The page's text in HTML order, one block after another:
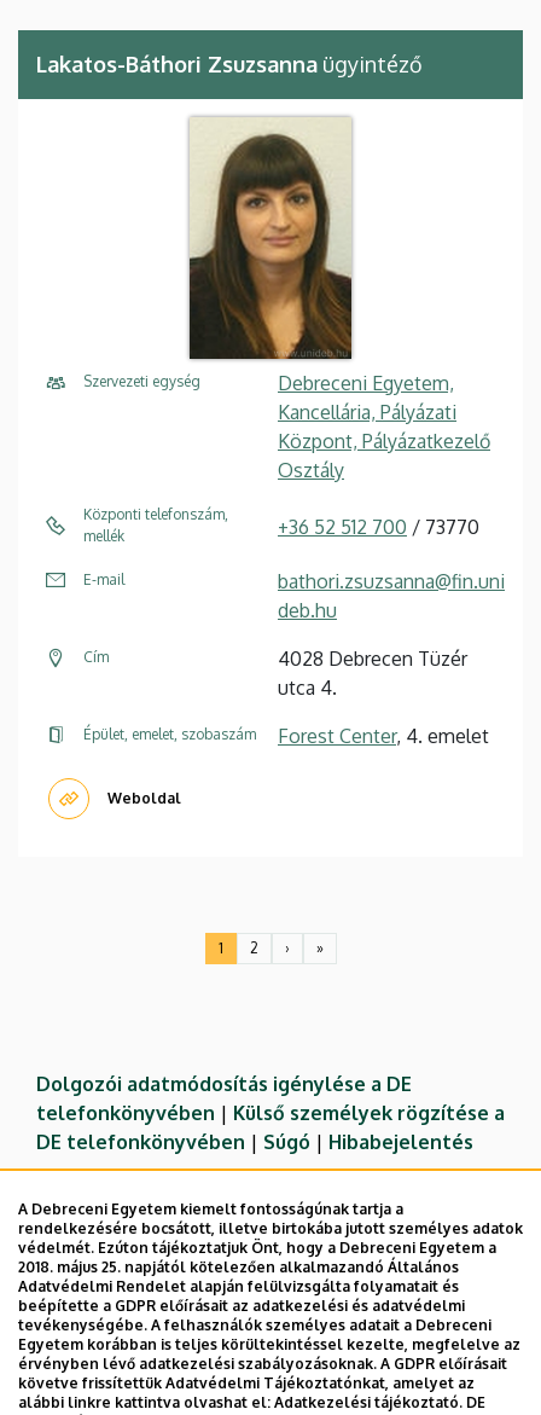
Lakatos-Báthori Zsuzsanna ügyintéző
Szervezeti egység
Debreceni Egyetem,
Kancellária, Pályázati
Központ, Pályázatkezelő
Osztály
Központi telefonszám,
mellék
+36 52 512 700 / 73770
E-mail
bathori.zsuzsanna@fin.uni
deb.hu
Cím
4028 Debrecen Tüzér
utca 4.
Épület, emelet, szobaszám Forest Center, 4. emelet
Weboldal
Jelenlegi
1
Oldal
2
Következő
›
Utolsó
»
Dolgozói adatmódosítás igénylése a DE
telefonkönyvében | Külső személyek rögzítése a
DE telefonkönyvében | Súgó | Hibabejelentés
Adatvédelem
Adatvédelem
A Debreceni Egyetem kiemelt fontosságúnak tartja a
rendelkezésére bocsátott, illetve birtokába jutott személyes adatok
védelmét. Ezúton tájékoztatjuk Önt, hogy a Debreceni Egyetem a
2018. május 25. napjától kötelezően alkalmazandó Általános
Adatvédelmi Rendelet alapján felülvizsgálta folyamatait és
beépítette a GDPR előírásait az adatkezelési és adatvédelmi
tevékenységébe. A felhasználók személyes adatait a Debreceni
Egyetem korábban is teljes körültekintéssel kezelte, megfelelve az
érvényben lévő adatkezelési szabályozásoknak. A GDPR előírásait
követve frissítettük Adatvédelmi Tájékoztatónkat, amelyet az
alábbi linkre kattintva olvashat el: Adatkezelési tájékoztató. DE